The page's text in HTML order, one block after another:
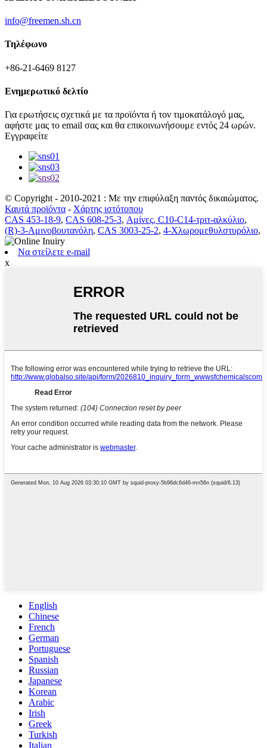
info@freemen.sh.cn
Τηλέφωνο
+86-21-6469 8127
Ενημερωτικό δελτίο
Για ερωτήσεις σχετικά με τα προϊόντα ή τον τιμοκατάλογό μας,
αφήστε μας το email σας και θα επικοινωνήσουμε εντός 24 ωρών.
Εγγραφείτε
© Copyright - 2010-2021 : Με την επιφύλαξη παντός δικαιώματος.
Καυτά προϊόντα - Χάρτης ιστότοπου
CAS 453-18-9, CAS 608-25-3, Αμίνες, C10-C14-τριτ-αλκύλιο,
(R)-3-Αμινοβουτανόλη, CAS 3003-25-2, 4-Χλωρομεθυλστυρόλιο,
Να στείλετε e-mail
x
English
Chinese
French
German
Portuguese
Spanish
Russian
Japanese
Korean
Arabic
Irish
Greek
Turkish
Italian